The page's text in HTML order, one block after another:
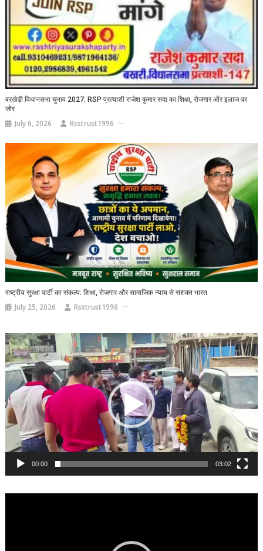
बरखेड़ी विधानसभा चुनाव 2027: RSP प्रत्याशी राजेश कुमार सदा का शिक्षा, रोजगार और इलाज पर
जोर
July 6, 2026 Rsstrust1996
राष्ट्रीय सुरक्षा पार्टी का संकल्प: शिक्षा, रोजगार और सामाजिक न्याय से सशक्त भारत
July 25, 2026 Rsstrust1996
Video
Player
00:00 03:02